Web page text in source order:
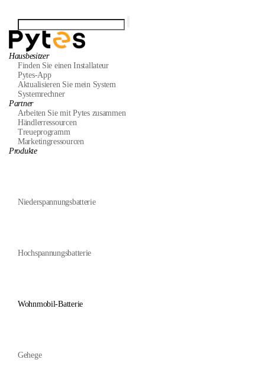
Hausbesitzer
Finden Sie einen Installateur
Pytes-App
Aktualisieren Sie mein System
Systemrechner
Partner
Arbeiten Sie mit Pytes zusammen
Händlerressourcen
Treueprogramm
Marketingressourcen
Produkte
Niederspannungsbatterie
Hochspannungsbatterie
Wohnmobil-Batterie
Gehege